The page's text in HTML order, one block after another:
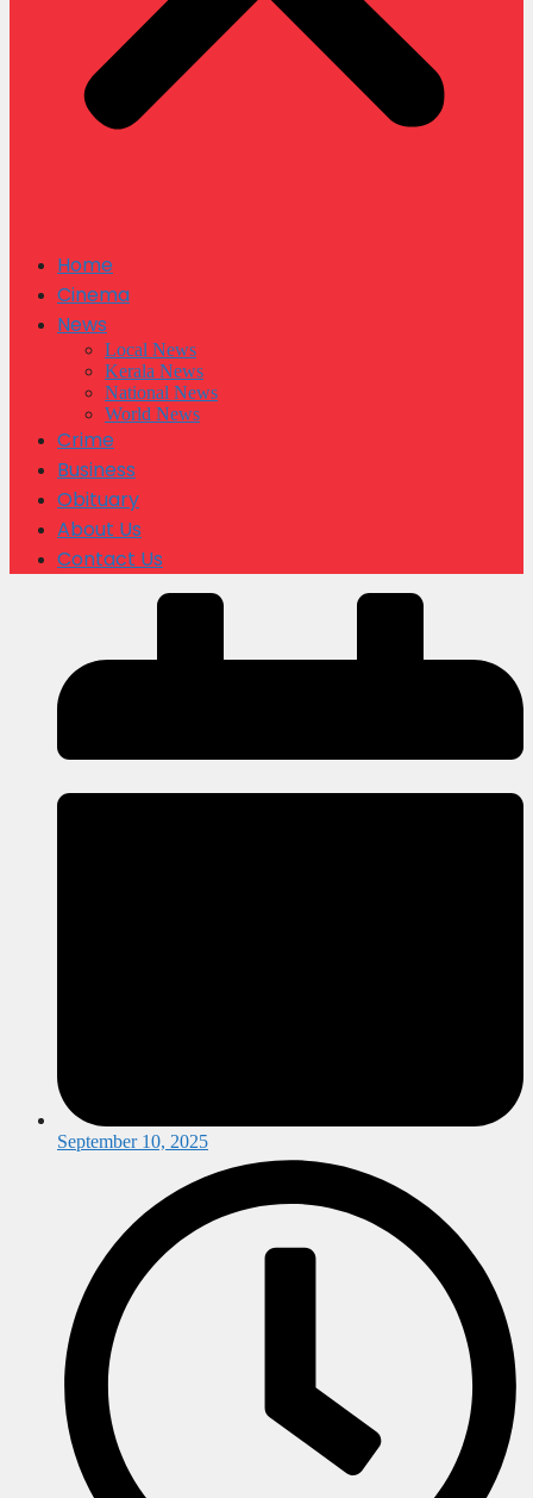
Home
Cinema
News
Local News
Kerala News
National News
World News
Crime
Business
Obituary
About Us
Contact Us
September 10, 2025